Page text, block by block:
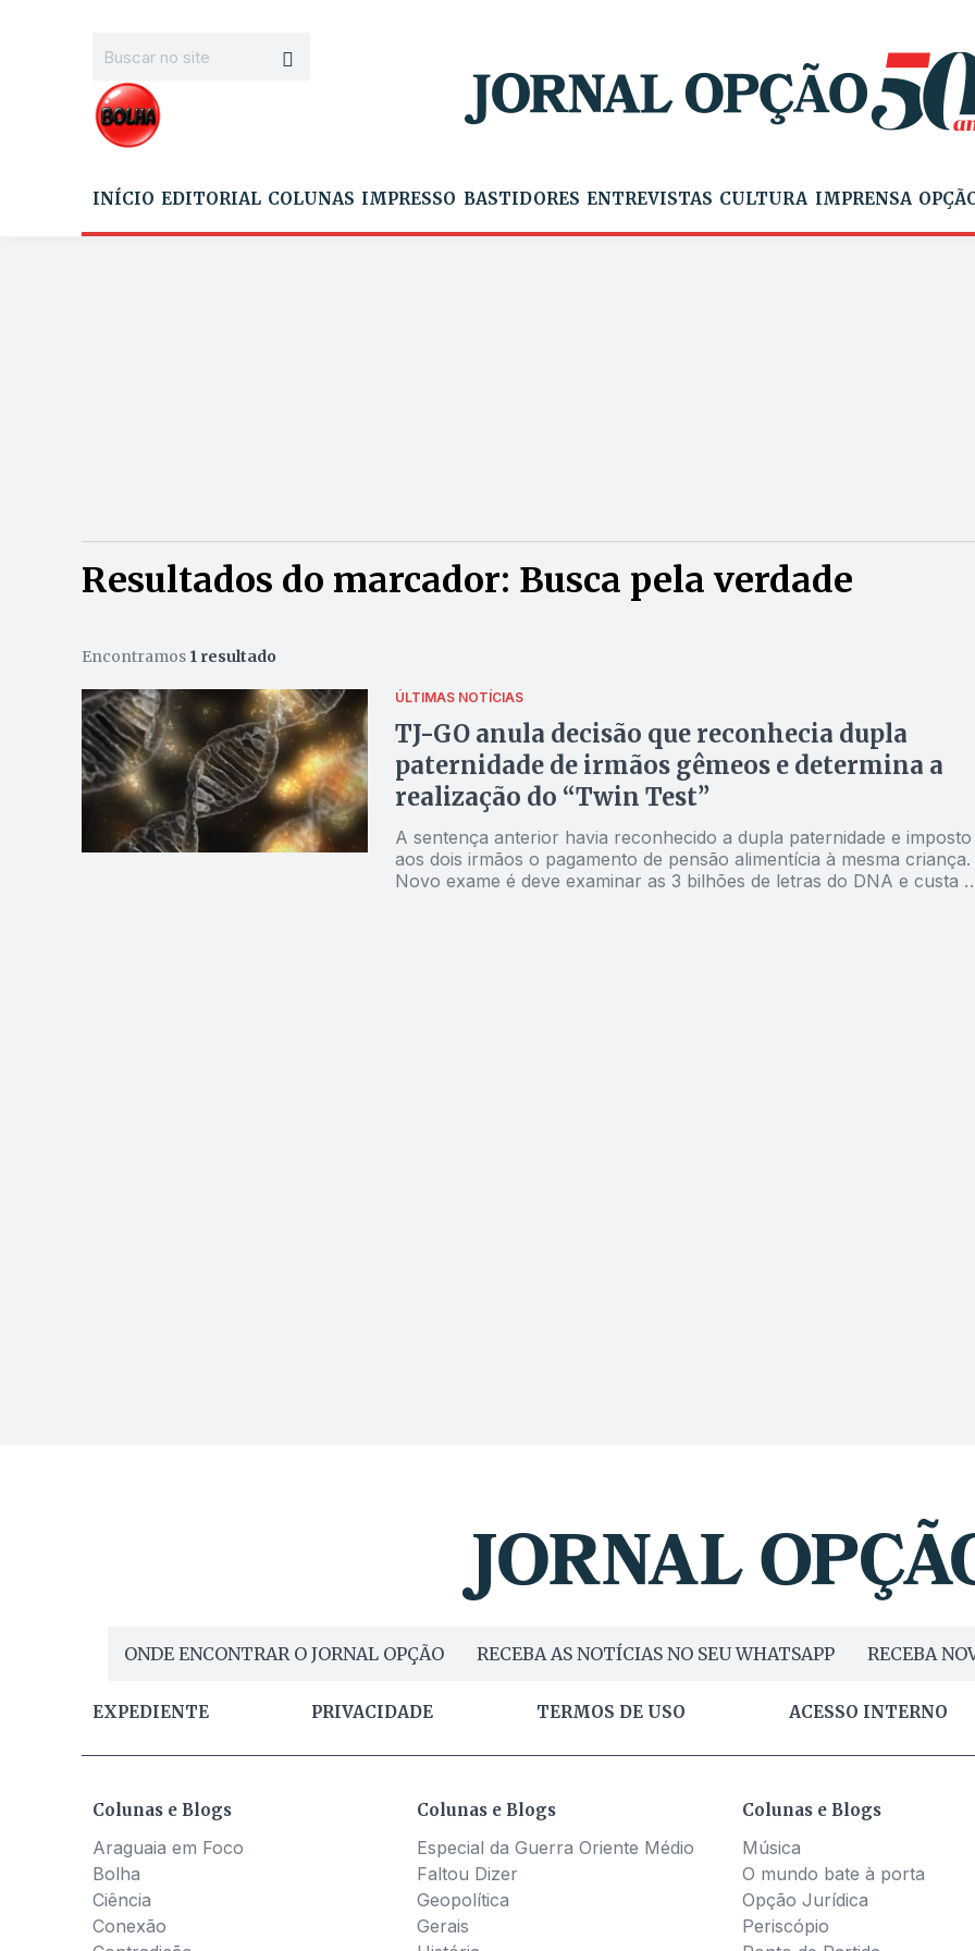
INÍCIO EDITORIAL COLUNAS IMPRESSO BASTIDORES ENTREVISTAS CULTURA IMPRENSA
Resultados do marcador: Busca pela verdade
Encontramos 1 resultado
ÚLTIMAS NOTÍCIAS
TJ-GO anula decisão que reconhecia dupla
paternidade de irmãos gêmeos e determina a
realização do “Twin Test”
A sentença anterior havia reconhecido a dupla paternidade e imposto
aos dois irmãos o pagamento de pensão alimentícia à mesma criança.
Novo exame é deve examinar as 3 bilhões de letras do DNA e custa
ONDE ENCONTRAR O JORNAL OPÇÃO RECEBA AS NOTÍCIAS NO SEU WHATSAPP RECEBA
EXPEDIENTE PRIVACIDADE TERMOS DE USO ACESSO INTERNO
Colunas e Blogs
Araguaia em Foco
Bolha
Ciência
Conexão
Colunas e Blogs
Especial da Guerra Oriente Médio
Faltou Dizer
Geopolítica
Gerais
Colunas e Blogs
Música
O mundo bate à porta
Opção Jurídica
Periscópio